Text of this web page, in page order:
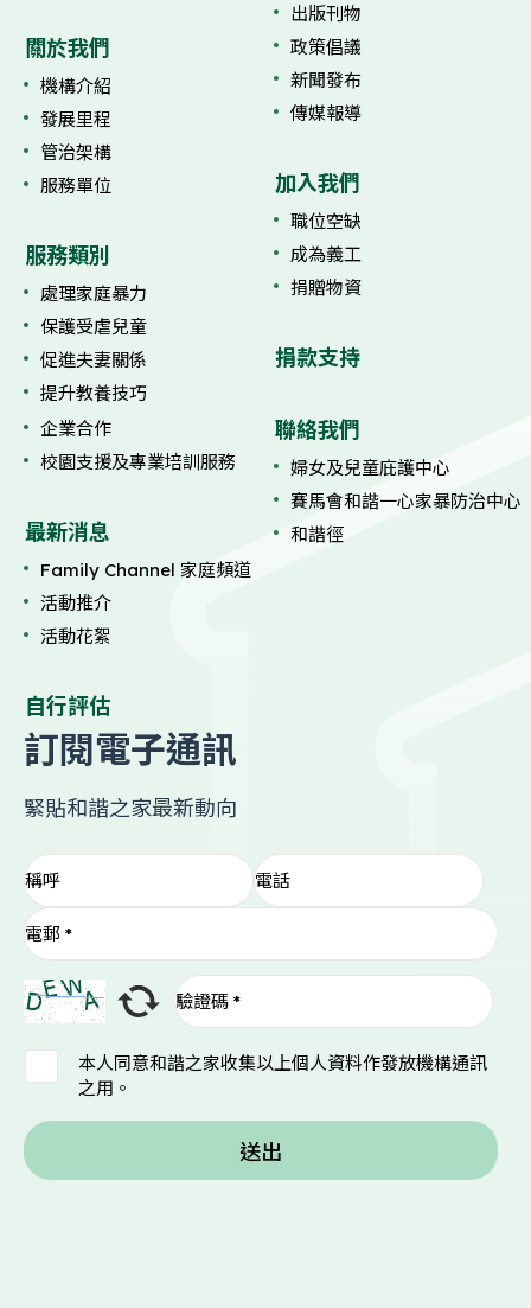
關於我們
機構介紹
發展里程
管治架構
服務單位
服務類別
處理家庭暴力
保護受虐兒童
促進夫妻關係
提升教養技巧
企業合作
校園支援及專業培訓服務
最新消息
Family Channel 家庭頻道
活動推介
活動花絮
自行評估
出版刊物
政策倡議
新聞發布
傳媒報導
加入我們
職位空缺
成為義工
捐贈物資
捐款支持
聯絡我們
婦女及兒童庇護中心
賽馬會和諧一心家暴防治中心
和諧徑
訂閱電子通訊
緊貼和諧之家最新動向
本人同意和諧之家收集以上個人資料作發放機構通訊
之用。
送出